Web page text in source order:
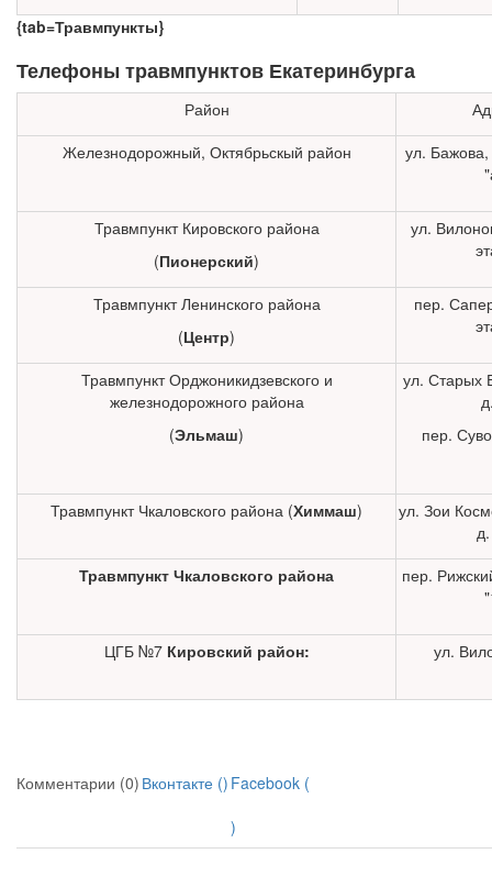
{tab=Травмпункты}
Телефоны травмпунктов Екатеринбурга
Район
Железнодорожный, Октябрьскый район
ул.
Травмпункт Кировского района
(Пионерский)
ул.
Травмпункт Ленинского района
(Центр)
пер.
Травмпункт Орджоникидзевского и
железнодорожного района
(Эльмаш)
ул. Старых
пер.
Травмпункт Чкаловского района (Химмаш)
ул. Зои
Травмпункт Чкаловского района
пер.
ЦГБ №7 Кировский район: ул.
Комментарии (0) Вконтакте () Facebook (
)